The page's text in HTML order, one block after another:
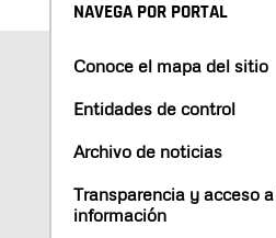
NAVEGA POR PORTAL
Conoce el mapa del sitio
Entidades de control
Archivo de noticias
Transparencia y acceso
información